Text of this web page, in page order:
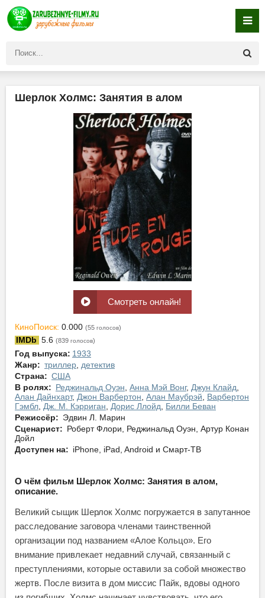
Шерлок Холмс: Занятия в алом
Смотреть онлайн!
КиноПоиск: 0.000 (55 голосов)
IMDb 5.6 (839 голосов)
Год выпуска: 1933
Жанр: триллер детектив
Страна: США
В ролях: Реджинальд Оуэн Анна Мэй Вонг, Джун Клайд
Алан Дайнхарт, Джон Варбертон Алан Маубрэй
Варбертон
Гэмбл Дж. М. Кэрриган Дорис Ллойд
Билли Беван
Режиссёр: Эдвин Л. Марин
Сценарист: Роберт Флори, Реджинальд Оуэн, Артур Конан
Дойл
Доступен на: iPhone, iPad, Android и Смарт-ТВ
О чём фильм Шерлок Холмс: Занятия в алом,
описание.
Великий сыщик Шерлок Холмс погружается в запутанное
расследование заговора членами таинственной
организации под названием «Алое Кольцо». Его
внимание привлекает недавний случай, связанный с
преступлениями, которые оставили за собой множество
жертв. После визита в дом миссис Пайк, вдовы одного